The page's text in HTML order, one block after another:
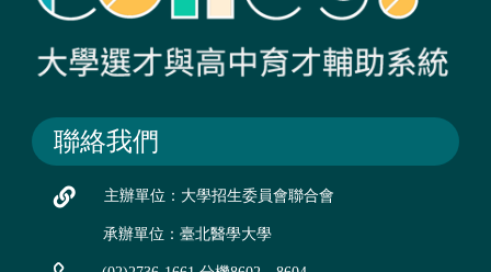
聯絡我們
主辦單位：大學招生委員會聯合會
承辦單位：臺北醫學大學